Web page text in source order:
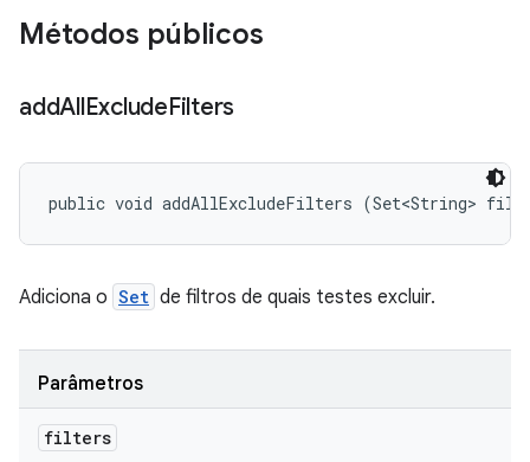
Métodos públicos
addAllExcludeFilters
public void addAllExcludeFilters (Set<String>
Adiciona o Set de filtros de quais testes excluir.
Parâmetros
filters